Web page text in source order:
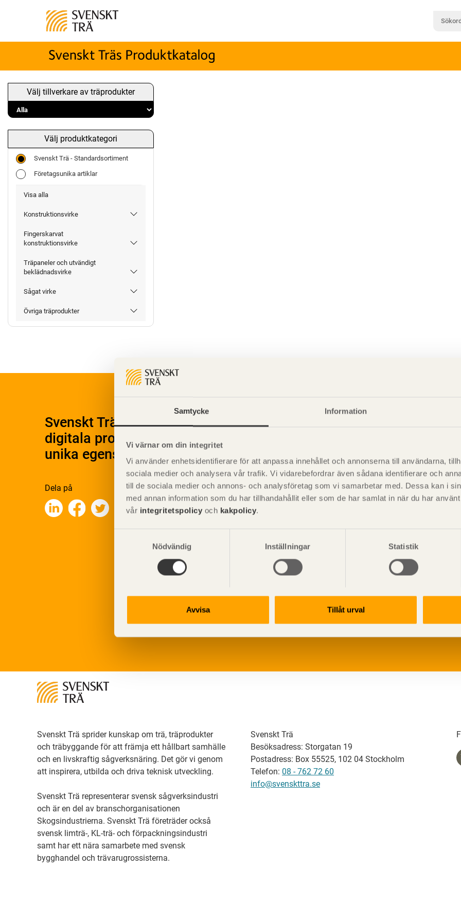
Samtycke Information
Vi värnar om din integritet
Vi använder enhetsidentifierare för att anpassa innehållet och annonserna till användarna,
sociala medier och analysera vår trafik. Vi vidarebefordrar även sådana identifierare och
till de sociala medier och annons- och analysföretag som vi samarbetar med. Dessa kan i
med annan information som du har tillhandahållit eller som de har samlat in när du har
vår integritetspolicy och kakpolicy.
Nödvändig
Inställningar Statistik
Avvisa Tillåt urval
Välj tillverkare av träprodukter
Välj produktkategori
Svenskt Trä - Standardsortiment
Företagsunika artiklar
Visa alla
Konstruktionsvirke
Fingerskarvat
konstruktionsvirke
Träpaneler och utvändigt
beklädnadsvirke
Sågat virke
Övriga träprodukter
Svenskt Träs Produktkatalog är svensk sågverksnärings
digitala produktkatalog för att beskriva träprodukter och deras
unika egenskaper.
Dela på
Svenskt Trä sprider kunskap om trä, träprodukter
och träbyggande för att främja ett hållbart samhälle
och en livskraftig sågverksnäring. Det gör vi genom
att inspirera, utbilda och driva teknisk utveckling.
Svenskt Trä representerar svensk sågverksindustri
och är en del av branschorganisationen
Skogsindustrierna. Svenskt Trä företräder också
svensk limträ-, KL-trä- och förpackningsindustri
samt har ett nära samarbete med svensk
bygghandel och trävarugrossisterna.
Svenskt Trä
Besöksadress: Storgatan 19
Postadress: Box 55525, 102 04 Stockholm
Telefon: 08 - 762 72 60
info@svenskttra.se